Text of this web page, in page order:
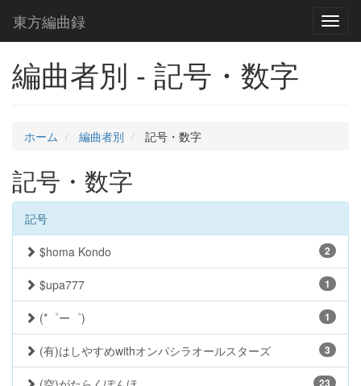
東方編曲録
編曲者別 - 記号・数字
ホーム 編曲者別 記号・数字
記号・数字
記号
2
$homa Kondo
1
$upa777
1
(*゜ー゜)
3
(有)はしやすめwithオンパシラオールスターズ
23